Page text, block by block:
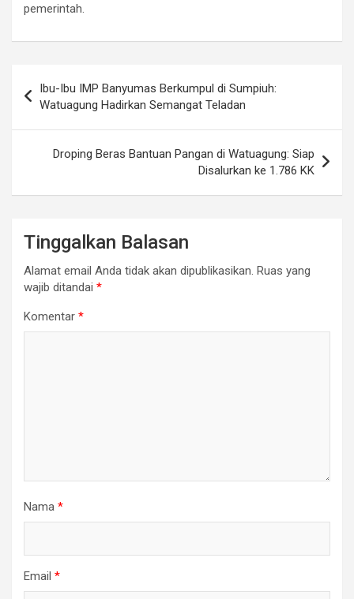
pemerintah.
pos
Ibu-Ibu IMP Banyumas Berkumpul di Sumpiuh:
Watuagung Hadirkan Semangat Teladan
Droping Beras Bantuan Pangan di Watuagung: Siap
Disalurkan ke 1.786 KK
Tinggalkan Balasan
Alamat email Anda tidak akan dipublikasikan. Ruas yang
wajib ditandai *
Komentar *
Nama *
Email *